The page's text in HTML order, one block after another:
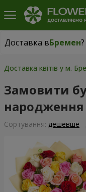
Доставка вБремен?
Доставка вБремен|
Доставка квітів у м.
Замовити
Сортування: дешевше